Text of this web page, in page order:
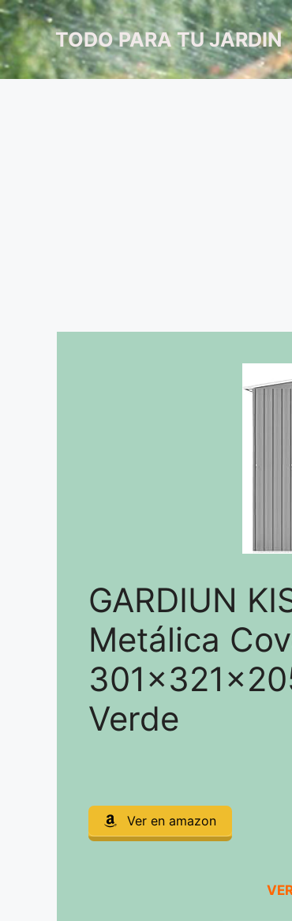
Saltar
al
contenidoTODO PARA TU JARDIN
GARDIUN
Metálica
Verde
Ver en amazon